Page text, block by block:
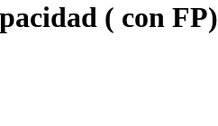
( con FP)